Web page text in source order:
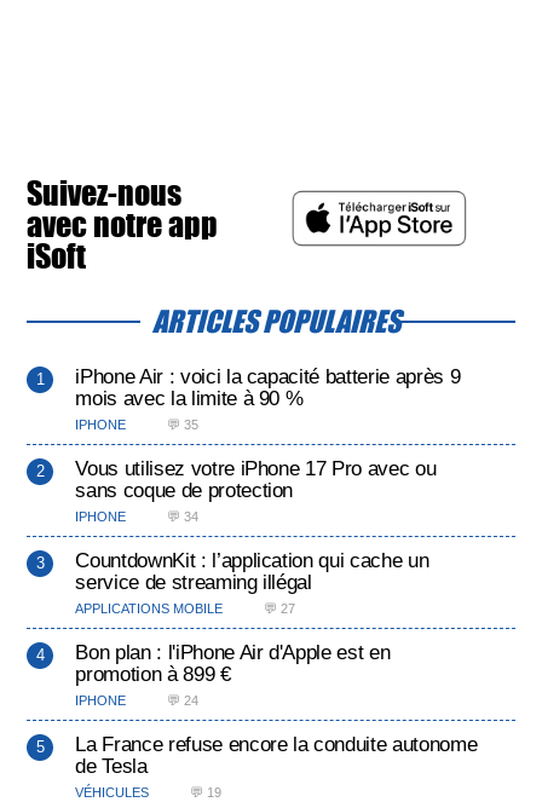
Suivez-nous
avec notre app
iSoft
ARTICLES POPULAIRES
iPhone Air : voici la capacité batterie après 9
mois avec la limite à 90 %
IPHONE 💬 35
Vous utilisez votre iPhone 17 Pro avec ou
sans coque de protection
IPHONE 💬 34
CountdownKit : l’application qui cache un
service de streaming illégal
APPLICATIONS MOBILE 💬 27
Bon plan : l'iPhone Air d'Apple est en
promotion à 899 €
IPHONE 💬 24
La France refuse encore la conduite autonome
de Tesla
VÉHICULES 💬 19